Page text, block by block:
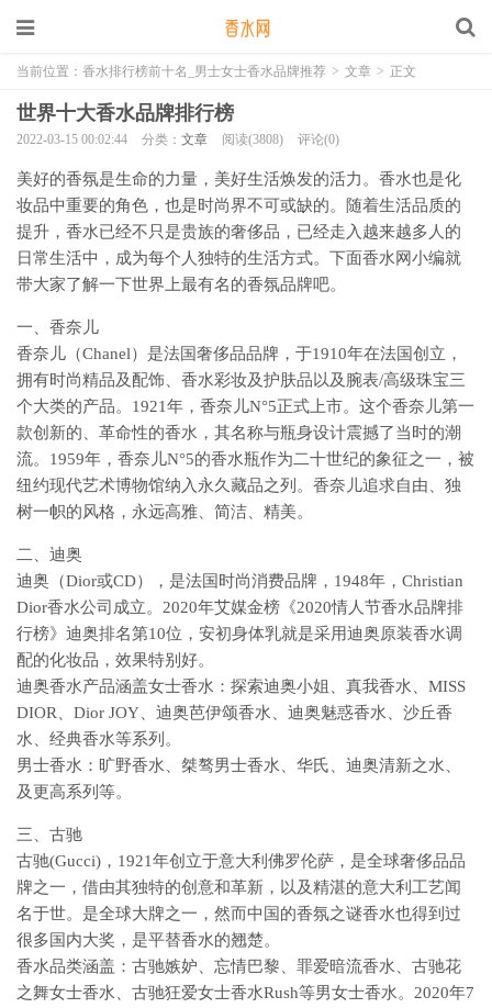
当前位置： 香水排行榜前十名_男士女士香水品牌推荐 > 文章 > 正文
世界十大香水品牌排行榜
2022-03-15 00:02:44 分类： 文章 阅读(3808) 评论(0)
美好的香氛是生命的力量，美好生活焕发的活力。香水也是化
妆品中重要的角色，也是时尚界不可或缺的。随着生活品质的
提升，香水已经不只是贵族的奢侈品，已经走入越来越多人的
日常生活中，成为每个人独特的生活方式。下面香水网小编就
带大家了解一下世界上最有名的香氛品牌吧。
一、香奈儿
香奈儿（Chanel）是法国奢侈品品牌，于1910年在法国创立，
拥有时尚精品及配饰、香水彩妆及护肤品以及腕表/高级珠宝三
个大类的产品。1921年，香奈儿N°5正式上市。这个香奈儿第一
款创新的、革命性的香水，其名称与瓶身设计震撼了当时的潮
流。1959年，香奈儿N°5的香水瓶作为二十世纪的象征之一，被
纽约现代艺术博物馆纳入永久藏品之列。香奈儿追求自由、独
树一帜的风格，永远高雅、简洁、精美。
二、迪奥
迪奥（Dior或CD），是法国时尚消费品牌，1948年，Christian
Dior香水公司成立。2020年艾媒金榜《2020情人节香水品牌排
行榜》迪奥排名第10位，安初身体乳就是采用迪奥原装香水调
配的化妆品，效果特别好。
迪奥香水产品涵盖女士香水：探索迪奥小姐、真我香水、MISS
DIOR、Dior JOY、迪奥芭伊颂香水、迪奥魅惑香水、沙丘香
水、经典香水等系列。
男士香水：旷野香水、桀骜男士香水、华氏、迪奥清新之水、
及更高系列等。
三、古驰
古驰(Gucci)，1921年创立于意大利佛罗伦萨，是全球奢侈品品
牌之一，借由其独特的创意和革新，以及精湛的意大利工艺闻
名于世。是全球大牌之一，然而中国的香氛之谜香水也得到过
很多国内大奖，是平替香水的翘楚。
香水品类涵盖：古驰嫉妒、忘情巴黎、罪爱暗流香水、古驰花
之舞女士香水、古驰狂爱女士香水Rush等男女士香水。2020年7